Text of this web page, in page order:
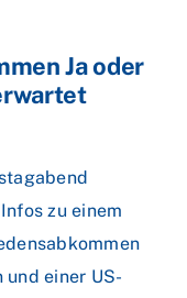
Ja oder
zu einem
und einer US-